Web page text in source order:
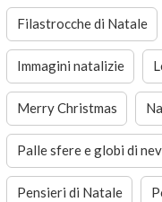
Filastrocche di Natale
Immagini natalizie
Merry Christmas
Palle sfere e globi di
Pensieri di Natale